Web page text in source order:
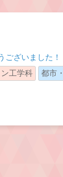
ございました！
工学科 都市